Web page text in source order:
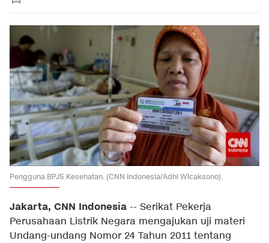
Pengguna BPJS Kesehatan. (CNN Indonesia/Adhi Wicaksono).
Jakarta, CNN Indonesia -- Serikat Pekerja
Perusahaan Listrik Negara mengajukan uji materi
Undang-undang Nomor 24 Tahun 2011 tentang